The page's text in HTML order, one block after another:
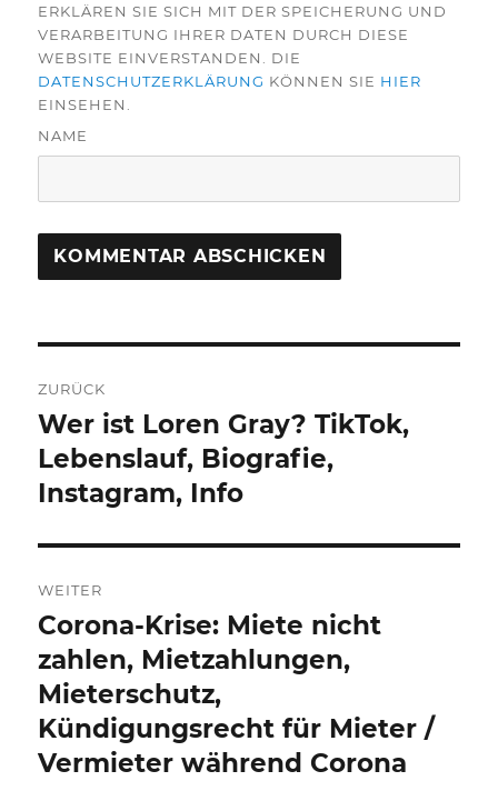
ERKLÄREN SIE SICH MIT DER SPEICHERUNG UND
VERARBEITUNG IHRER DATEN DURCH DIESE
WEBSITE EINVERSTANDEN. DIE
DATENSCHUTZERKLÄRUNG KÖNNEN SIE HIER
EINSEHEN.
NAME
ZURÜCK
Vorheriger
Beitrag:
Wer ist Loren Gray? TikTok,
Lebenslauf, Biografie,
Instagram, Info
WEITER
Nächster
Beitrag:
Corona-Krise: Miete nicht
zahlen, Mietzahlungen,
Mieterschutz,
Kündigungsrecht für Mieter /
Vermieter während Corona